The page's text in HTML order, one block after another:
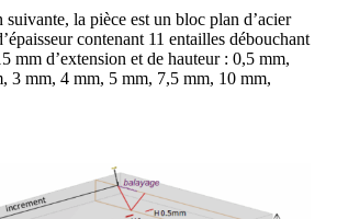
la pièce est un bloc plan d’acier
contenant 11 entailles débouchant
mm d’extension et de hauteur : 0,5 mm,
3 mm, 4 mm, 5 mm, 7,5 mm, 10 mm,